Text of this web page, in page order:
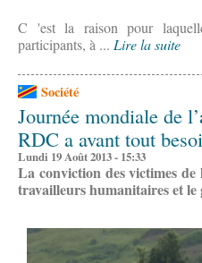
C 'est la raison pour
participants, à ... Lire la suite
Société
Journée mondiale de
RDC a avant tout
Lundi 19 Août 2013 - 15:33
La conviction des victimes
travailleurs humanitaires et le